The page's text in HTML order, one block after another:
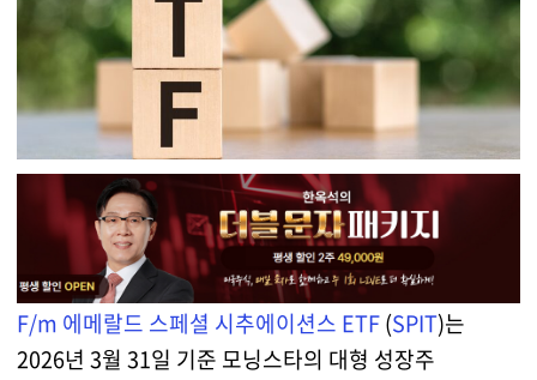
F/m 에메랄드 스페셜 시추에이션스 ETF(SPIT)는
2026년 3월 31일 기준 모닝스타의 대형 성장주